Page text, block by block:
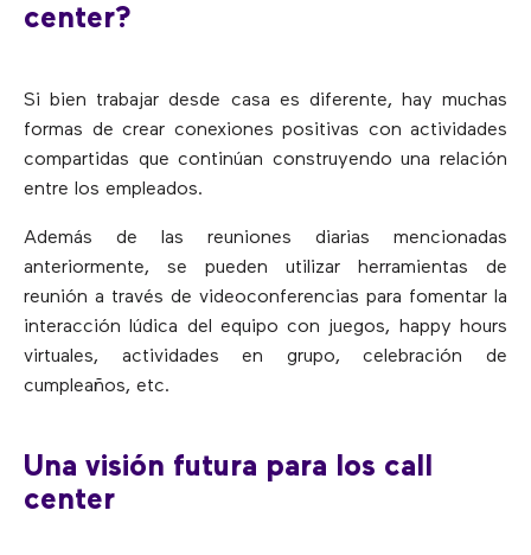
center?
Si bien trabajar desde casa es diferente, hay muchas
formas de crear conexiones positivas con actividades
compartidas que continúan construyendo una relación
entre los empleados.
Además de las reuniones diarias mencionadas
anteriormente, se pueden utilizar herramientas de
reunión a través de videoconferencias para fomentar la
interacción lúdica del equipo con juegos, happy hours
virtuales, actividades en grupo, celebración de
cumpleaños, etc.
Una visión futura para los call
center